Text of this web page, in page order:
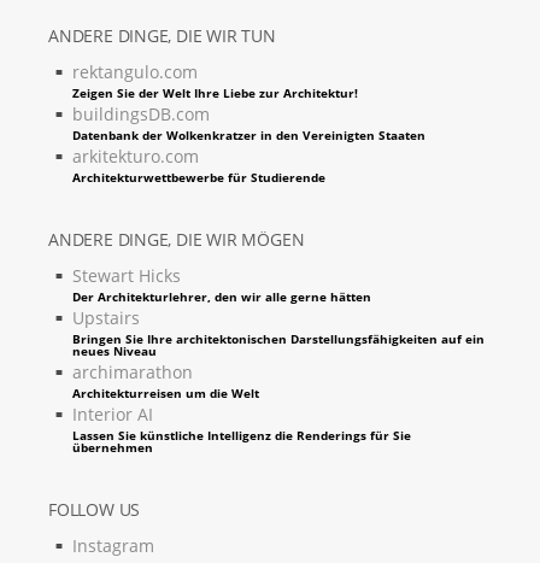
ANDERE DINGE, DIE WIR TUN
rektangulo.com
Zeigen Sie der Welt Ihre Liebe zur Architektur!
buildingsDB.com
Datenbank der Wolkenkratzer in den Vereinigten Staaten
arkitekturo.com
Architekturwettbewerbe für Studierende
ANDERE DINGE, DIE WIR MÖGEN
Stewart Hicks
Der Architekturlehrer, den wir alle gerne hätten
Upstairs
Bringen Sie Ihre architektonischen Darstellungsfähigkeiten auf ein
neues Niveau
archimarathon
Architekturreisen um die Welt
Interior AI
Lassen Sie künstliche Intelligenz die Renderings für Sie
übernehmen
FOLLOW US
Instagram